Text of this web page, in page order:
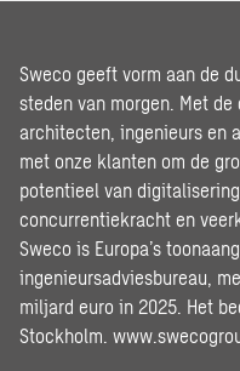
Sweco geeft vorm aan de
steden van morgen. Met
architecten, ingenieurs en
met onze klanten om de
potentieel van
concurrentiekracht en
Sweco is Europa’s
ingenieursadviesbureau,
miljard euro in 2025. Het
Stockholm.